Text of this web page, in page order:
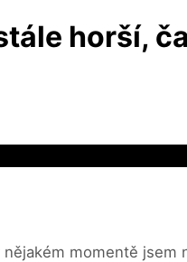
horší,
momentě jsem